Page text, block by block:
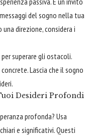
del sogno nella tua
direzione, considera i
superare gli ostacoli.
Lascia che il sogno
Desideri Profondi
profonda? Usa
e significativi. Questi